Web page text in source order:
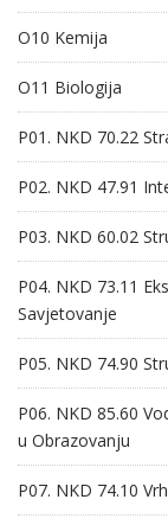
O10 Kemija
O11 Biologija
P01. NKD 70.22
P02. NKD 47.91
P03. NKD 60.02
P04. NKD 73.11
Savjetovanje
P05. NKD 74.90
P06. NKD 85.60
u Obrazovanju
P07. NKD 74.10